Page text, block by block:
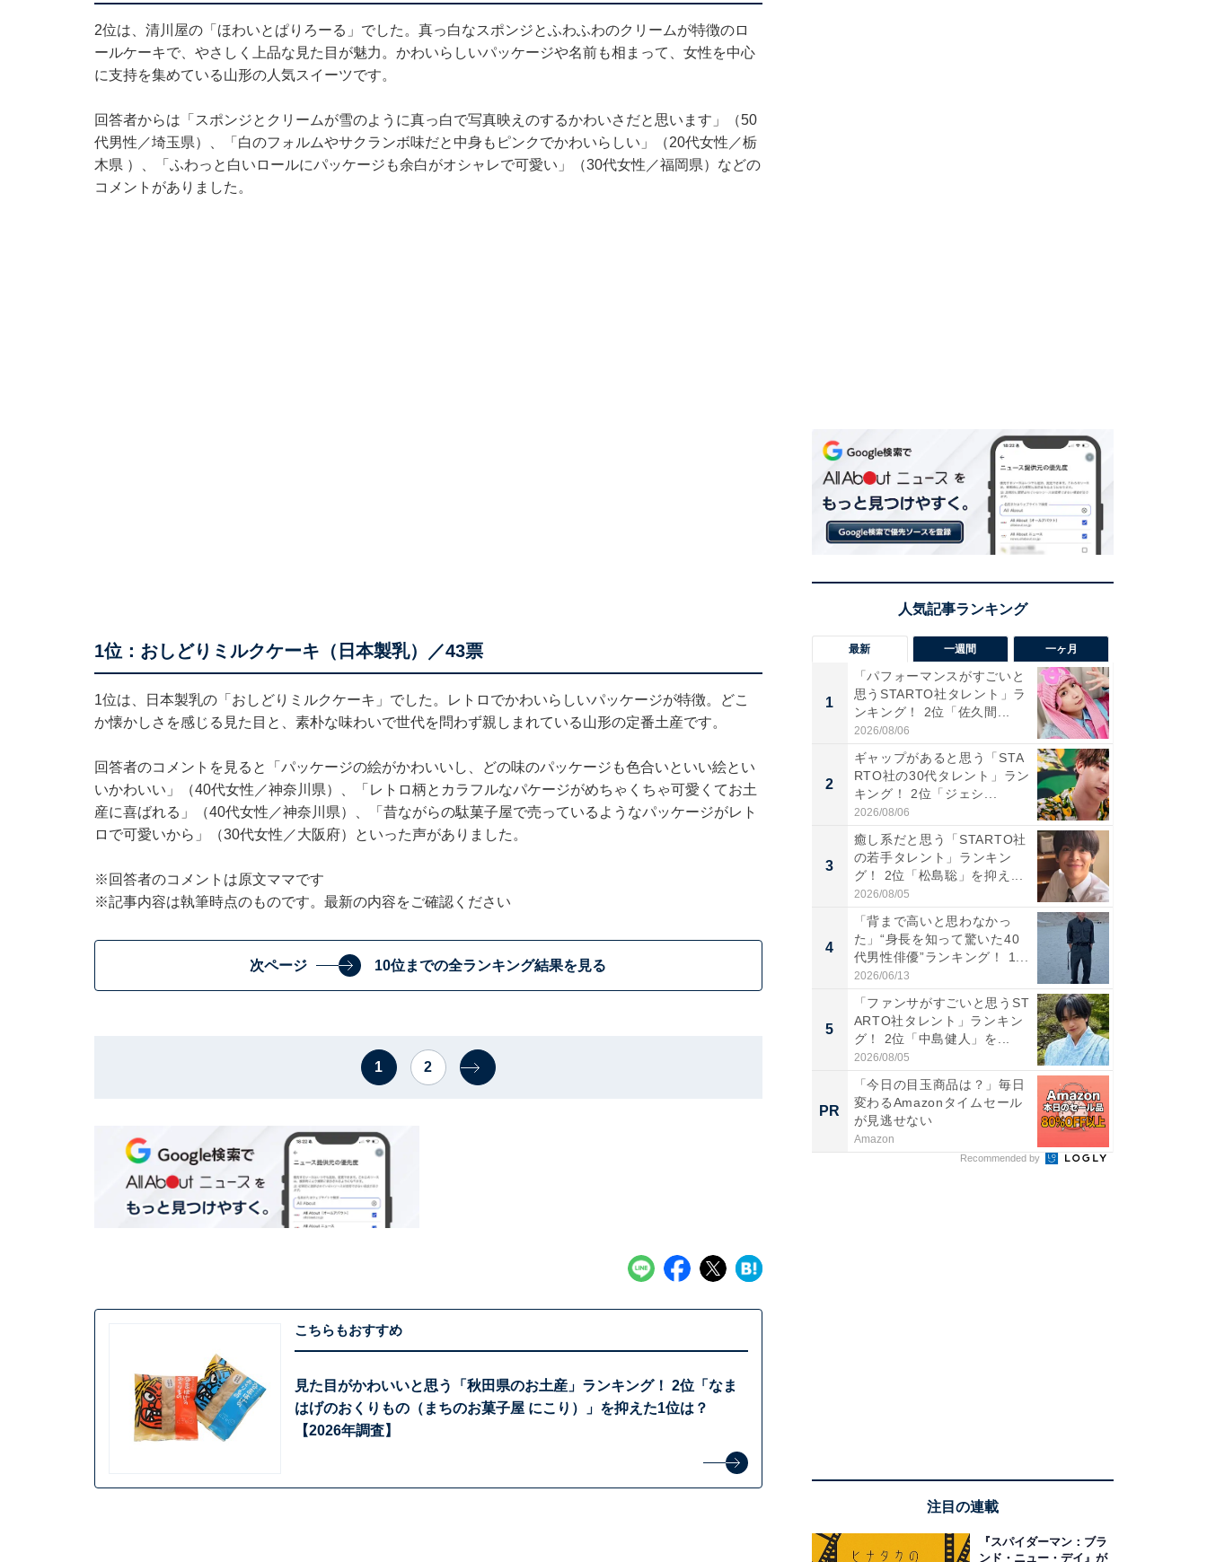
2位は、清川屋の「ほわいとぱりろーる」でした。真っ白なスポンジとふわふわのクリームが特徴のロ
ールケーキで、やさしく上品な見た目が魅力。かわいらしいパッケージや名前も相まって、女性を中心
に支持を集めている山形の人気スイーツです。
回答者からは「スポンジとクリームが雪のように真っ白で写真映えのするかわいさだと思います」（50
代男性／埼玉県）、「白のフォルムやサクランボ味だと中身もピンクでかわいらしい」（20代女性／栃
木県 ）、「ふわっと白いロールにパッケージも余白がオシャレで可愛い」（30代女性／福岡県）などの
コメントがありました。
1位：おしどりミルクケーキ（日本製乳）／43票
1位は、日本製乳の「おしどりミルクケーキ」でした。レトロでかわいらしいパッケージが特徴。どこ
か懐かしさを感じる見た目と、素朴な味わいで世代を問わず親しまれている山形の定番土産です。
回答者のコメントを見ると「パッケージの絵がかわいいし、どの味のパッケージも色合いといい絵とい
いかわいい」（40代女性／神奈川県）、「レトロ柄とカラフルなパケージがめちゃくちゃ可愛くてお土
産に喜ばれる」（40代女性／神奈川県）、「昔ながらの駄菓子屋で売っているようなパッケージがレト
ロで可愛いから」（30代女性／大阪府）といった声がありました。
※回答者のコメントは原文ママです
※記事内容は執筆時点のものです。最新の内容をご確認ください
次ページ 10位までの全ランキング結果を見る
1 2
こちらもおすすめ
見た目がかわいいと思う「秋田県のお土産」ランキング！ 2位「なま
はげのおくりもの（まちのお菓子屋 にこり）」を抑えた1位は？
【2026年調査】
最新 一週間 一ヶ月
1
「パフォーマンスがすごいと
思うSTARTO社タレント」ラ
ンキング！ 2位「佐久間...
2026/08/06
2
ギャップがあると思う「STA
RTO社の30代タレント」ラン
キング！ 2位「ジェシ...
2026/08/06
3
癒し系だと思う「STARTO社
の若手タレント」ランキン
グ！ 2位「松島聡」を抑え...
2026/08/05
4
「背まで高いと思わなかっ
た」“身長を知って驚いた40
代男性俳優”ランキング！ 1...
2026/06/13
5
「ファンサがすごいと思うST
ARTO社タレント」ランキン
グ！ 2位「中島健人」を...
2026/08/05
PR
「今日の目玉商品は？」毎日
変わるAmazonタイムセール
が見逃せない
Amazon
Recommended by
注目の連載
『スパイダーマン：ブラ
ンド・ニュー・デイ』が